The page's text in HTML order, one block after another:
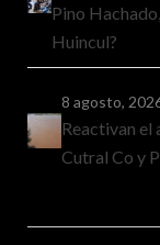
Pino
Huincul?
8 agosto,
Reactivan el
Cutral Co y